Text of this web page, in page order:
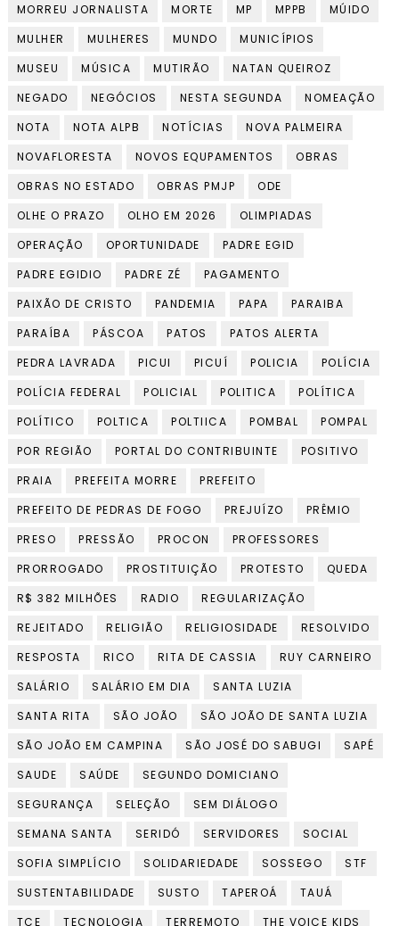
MORREU JORNALISTA
MORTE MP MPPB
MÚIDO
MULHER
MULHERES MUNDO
MUNICÍPIOS
MUSEU
MÚSICA MUTIRÃO
NATAN QUEIROZ
NEGADO
NEGÓCIOS NESTA SEGUNDA
NOMEAÇÃO
NOTA
NOTA ALPB NOTÍCIAS
NOVA PALMEIRA
NOVAFLORESTA
NOVOS EQUPAMENTOS
OBRAS
OBRAS NO ESTADO
OBRAS PMJP
ODE
OLHE O PRAZO
OLHO EM 2026
OLIMPIADAS
OPERAÇÃO
OPORTUNIDADE
PADRE EGID
PADRE EGIDIO
PADRE ZÉ
PAGAMENTO
PAIXÃO DE CRISTO
PANDEMIA PAPA
PARAIBA
PARAÍBA
PÁSCOA PATOS
PATOS ALERTA
PEDRA LAVRADA
PICUI PICUÍ POLICIA
POLÍCIA
POLÍCIA FEDERAL
POLICIAL POLITICA
POLÍTICA
POLÍTICO
POLTICA POLTIICA POMBAL
POMPAL
POR REGIÃO
PORTAL DO CONTRIBUINTE
POSITIVO
PRAIA
PREFEITA MORRE
PREFEITO
PREFEITO DE PEDRAS DE FOGO
PREJUÍZO
PRÊMIO
PRESO
PRESSÃO PROCON
PROFESSORES
PRORROGADO
PROSTITUIÇÃO PROTESTO
QUEDA
R$ 382 MILHÕES
RADIO
REGULARIZAÇÃO
REJEITADO
RELIGIÃO RELIGIOSIDADE
RESOLVIDO
RESPOSTA
RICO RITA DE CASSIA
RUY CARNEIRO
SALÁRIO
SALÁRIO EM DIA
SANTA LUZIA
SANTA RITA
SÃO JOÃO
SÃO JOÃO DE SANTA LUZIA
SÃO JOÃO EM CAMPINA
SÃO JOSÉ DO SABUGI
SAPÉ
SAUDE
SAÚDE
SEGUNDO DOMICIANO
SEGURANÇA
SELEÇÃO
SEM DIÁLOGO
SEMANA SANTA
SERIDÓ SERVIDORES
SOCIAL
SOFIA SIMPLÍCIO
SOLIDARIEDADE SOSSEGO
STF
SUSTENTABILIDADE
SUSTO TAPEROÁ
TAUÁ
TCE
TECNOLOGIA TERREMOTO THE VOICE KIDS